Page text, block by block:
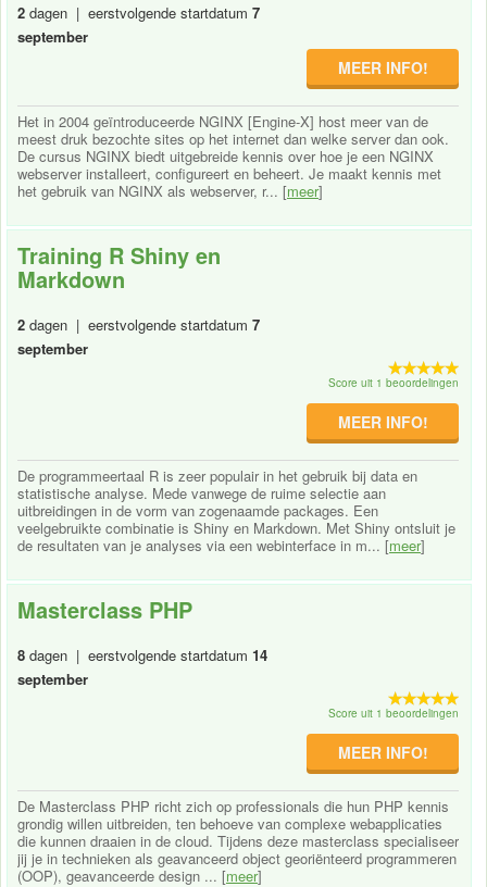
2 dagen | eerstvolgende startdatum 7
september
MEER INFO!
Het in 2004 geïntroduceerde NGINX [Engine-X] host meer van de
meest druk bezochte sites op het internet dan welke server dan ook.
De cursus NGINX biedt uitgebreide kennis over hoe je een NGINX
webserver installeert, configureert en beheert. Je maakt kennis met
het gebruik van NGINX als webserver, r... [meer]
Training R Shiny en
Markdown
2 dagen | eerstvolgende startdatum 7
september
Score uit 1 beoordelingen
MEER INFO!
De programmeertaal R is zeer populair in het gebruik bij data en
statistische analyse. Mede vanwege de ruime selectie aan
uitbreidingen in de vorm van zogenaamde packages. Een
veelgebruikte combinatie is Shiny en Markdown. Met Shiny ontsluit je
de resultaten van je analyses via een webinterface in m... [meer]
Masterclass PHP
8 dagen | eerstvolgende startdatum 14
september
Score uit 1 beoordelingen
MEER INFO!
De Masterclass PHP richt zich op professionals die hun PHP kennis
grondig willen uitbreiden, ten behoeve van complexe webapplicaties
die kunnen draaien in de cloud. Tijdens deze masterclass specialiseer
jij je in technieken als geavanceerd object georiënteerd programmeren
(OOP), geavanceerde design ... [meer]